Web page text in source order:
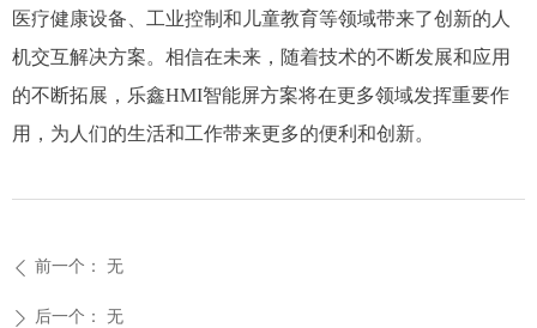
医疗健康设备、工业控制和儿童教育等领域带来了创新的人
机交互解决方案。相信在未来，随着技术的不断发展和应用
的不断拓展，乐鑫HMI智能屏方案将在更多领域发挥重要作
用，为人们的生活和工作带来更多的便利和创新。
ꄴ 前一个： 无
ꄲ 后一个： 无